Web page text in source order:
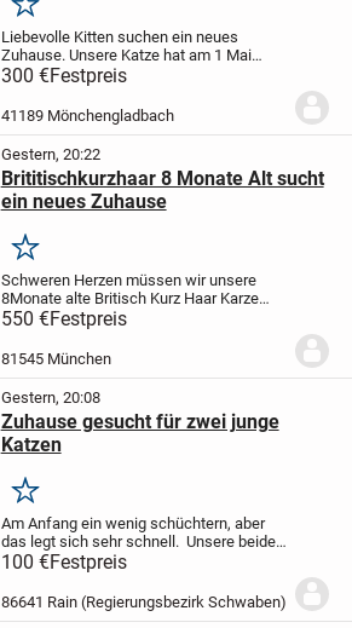
Merken
Liebevolle Kitten suchen ein neues
Zuhause. Unsere Katze hat am 1 Mai
wunderschöne Kitten zur Welt gebracht
Zwei Mädchen und ein Junge suchen ab
12 Lebenswoche ein liebesvolles Für-
immer-Zuhause. Die...
300 €Festpreis
41189 Mönchengladbach
Gestern, 20:22
Brititischkurzhaar 8 Monate Alt sucht
ein neues Zuhause
Merken
Schweren Herzen müssen wir unsere
8Monate alte Britisch Kurz Haar Karze
abgeben. Die kleine ist geimpft,gechipt
besitzt ein Eu Pass. Die Katze ist gesund
war nur Wohnungskatze.Die ist von
550 €Festpreis
81545 München
Gestern, 20:08
Zuhause gesucht für zwei junge
Katzen
Merken
Am Anfang ein wenig schüchtern, aber
das legt sich sehr schnell. Unsere beiden
Mädchen sind bereit für ihr neues
Sie sind jetzt ca 3/4 Monate
alt. Gerne in Wohnungshaltung mit
100 €Festpreis
86641 Rain (Regierungsbezirk Schwaben)